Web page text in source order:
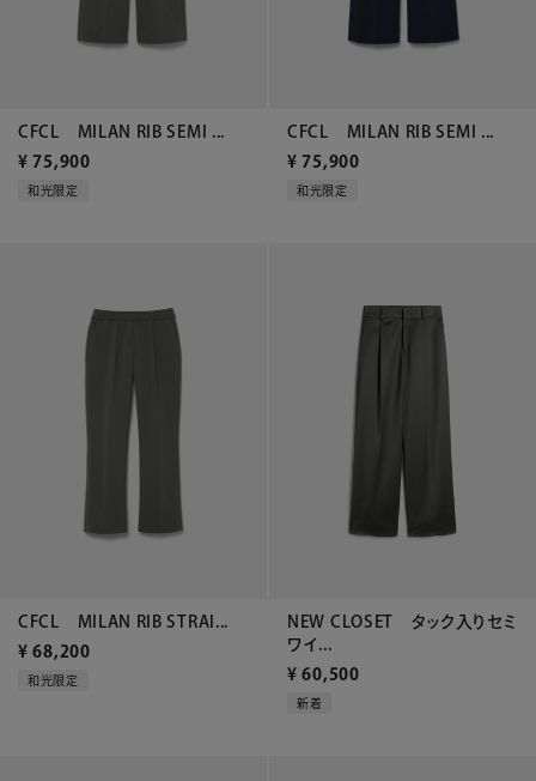
CFCL MILAN RIB SEMI ...
¥ 75,900
和光限定
CFCL MILAN RIB SEMI ...
¥ 75,900
和光限定
CFCL MILAN RIB STRAI...
¥ 68,200
和光限定
NEW CLOSET タック入りセミ
ワイ...
¥ 60,500
新着